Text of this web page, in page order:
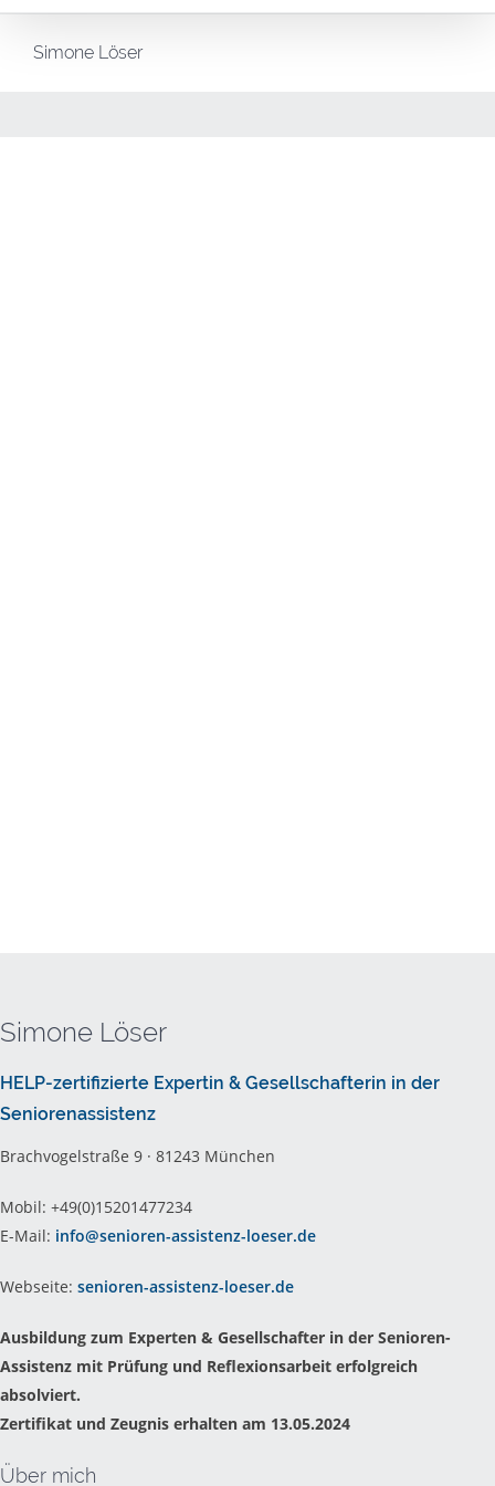
Simone Löser
Simone Löser
HELP-zertifizierte Expertin & Gesellschafterin in der
Seniorenassistenz
Brachvogelstraße 9 · 81243 München
Mobil: +49(0)15201477234
E-Mail: info@senioren-assistenz-loeser.de
Webseite: senioren-assistenz-loeser.de
Ausbildung zum Experten & Gesellschafter in der Senioren-
Assistenz mit Prüfung und Reflexionsarbeit erfolgreich
absolviert.
Zertifikat und Zeugnis erhalten am 13.05.2024
Über mich